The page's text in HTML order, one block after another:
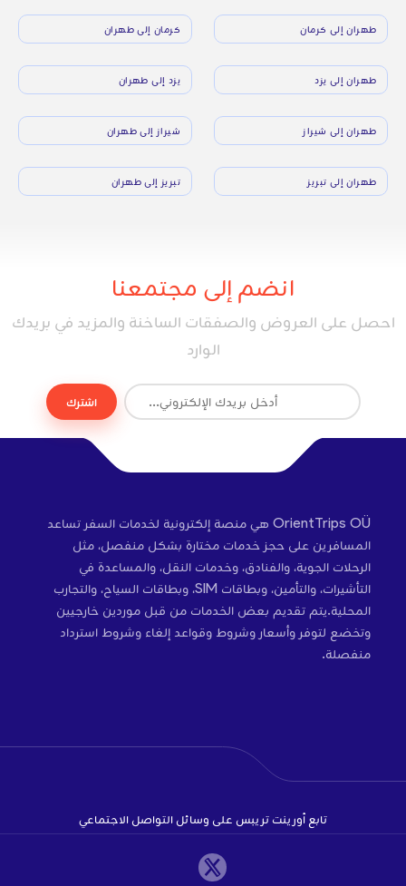
طهران إلى كرمان كرمان إلى طهران
طهران إلى يزد يزد إلى طهران
طهران إلى شيراز شيراز إلى طهران
طهران إلى تبريز تبريز إلى طهران
انضم إلى مجتمعنا
احصل على العروض والصفقات الساخنة والمزيد في بريدك
الوارد
اشترك
OrientTrips OÜ هي منصة إلكترونية لخدمات السفر تساعد
المسافرين على حجز خدمات مختارة بشكل منفصل، مثل
الرحلات الجوية، والفنادق، وخدمات النقل، والمساعدة في
التأشيرات، والتأمين، وبطاقات SIM، وبطاقات السياح، والتجارب
المحلية.يتم تقديم بعض الخدمات من قبل موردين خارجيين
وتخضع لتوفر وأسعار وشروط وقواعد إلغاء وشروط استرداد
منفصلة.
تابع أورينت تريبس على وسائل التواصل الاجتماعي